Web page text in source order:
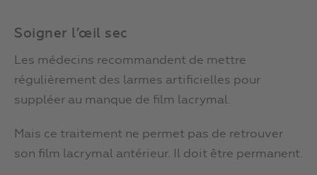
Soigner l’œil sec
Les médecins recommandent de mettre
régulièrement des larmes artificielles pour
suppléer au manque de film lacrymal.
Mais ce traitement ne permet pas de retrouver
son film lacrymal antérieur. Il doit être permanent.